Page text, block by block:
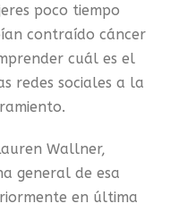
poco tiempo
contraído cáncer
cuál es el
redes sociales a la
Wallner,
general de esa
en última